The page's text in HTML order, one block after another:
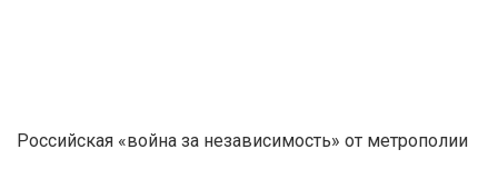
Российская «война за независимость» от метрополии